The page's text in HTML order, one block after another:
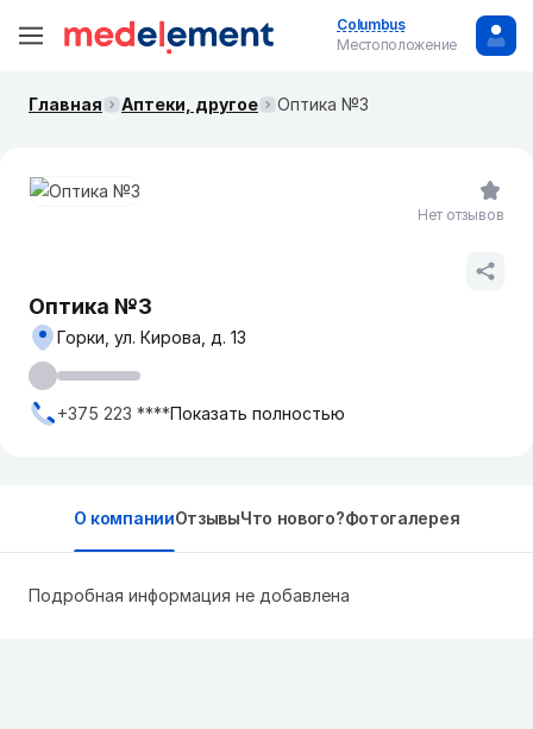
Columbus
Местоположение
Главная Аптеки, другое Оптика №3
Оптика №3
Горки, ул. Кирова, д. 13
+375 223 ****Показать полностью
Нет отзывов
О компанииОтзывыЧто нового?Фотогалерея
Подробная информация не добавлена